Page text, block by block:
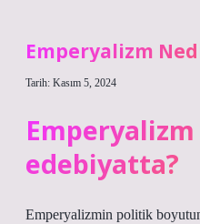
Emperyalizm
Tarih: Kasım 5, 2024
edebiyatta?
Emperyalizmin politik